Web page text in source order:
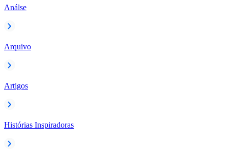
Análse
Arquivo
Artigos
Histórias Inspiradoras